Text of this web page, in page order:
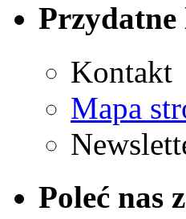
Kontakt
Mapa
Poleć nas